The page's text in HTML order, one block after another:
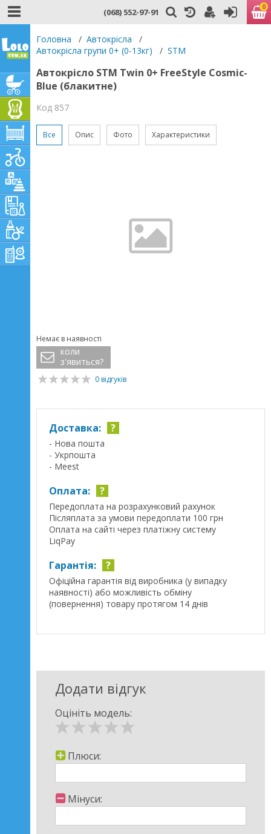
(068) 552-97-91 0
Головна / Автокрісла
/
Автокрісла групи 0+ (0-13кг)
/ STM
Автокрісло STM Twin 0+ FreeStyle Cosmic-
Blue (блакитне)
Код 857
Все Опис Фото Характеристики
Немає в наявності
коли
з'явиться?
0 відгуків
Доставка: ?
- Нова пошта
- Укрпошта
- Meest
Оплата: ?
Передоплата на розрахунковий рахунок
Післяплата за умови передоплати 100 грн
Оплата на сайті через платіжну систему
LiqPay
Гарантія: ?
Офіційна гарантія від виробника (у випадку
наявності) або можливість обміну
(повернення) товару протягом 14 днів
Додати відгук
Оцініть модель:
Плюси:
Мінуси: